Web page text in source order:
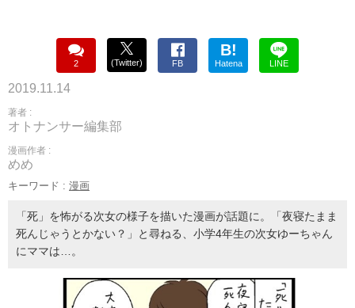
2 (Twitter) FB
B!
Hatena LINE
2019.11.14
著者 :
オトナンサー編集部
漫画作者 :
めめ
キーワード : 漫画
「死」を怖がる次女の様子を描いた漫画が話題に。「夜寝たまま
死んじゃうとかない？」と尋ねる、小学4年生の次女ゆーちゃん
にママは…。